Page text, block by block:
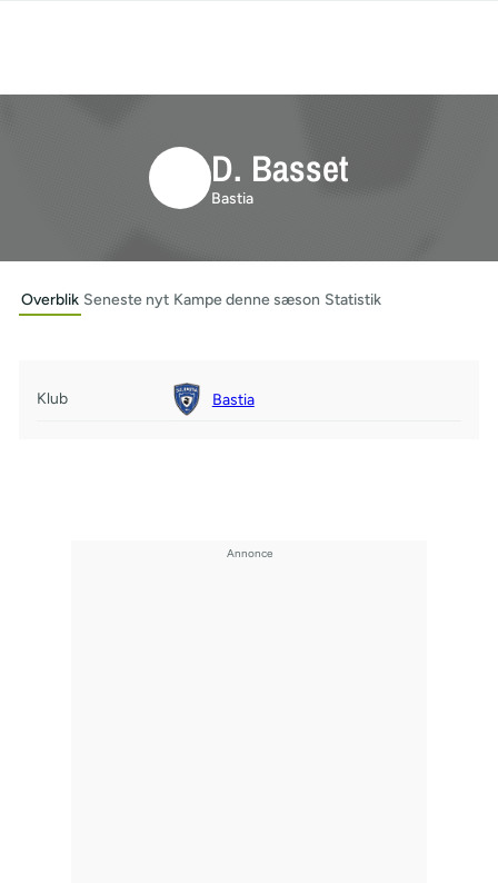
D. Basset
Bastia
Overblik Seneste nyt Kampe denne sæson Statistik
Klub Bastia